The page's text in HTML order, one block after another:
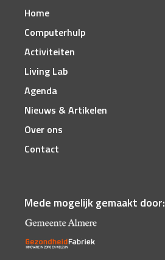
Home
Computerhulp
Activiteiten
Living Lab
Agenda
Nieuws & Artikelen
Over ons
Contact
Mede mogelijk gemaakt door: